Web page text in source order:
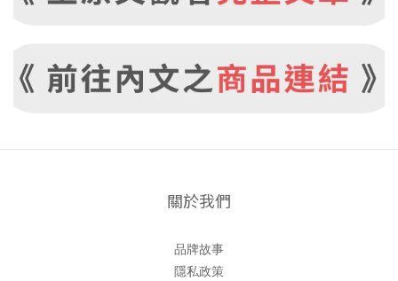
關於我們
品牌故事
隱私政策